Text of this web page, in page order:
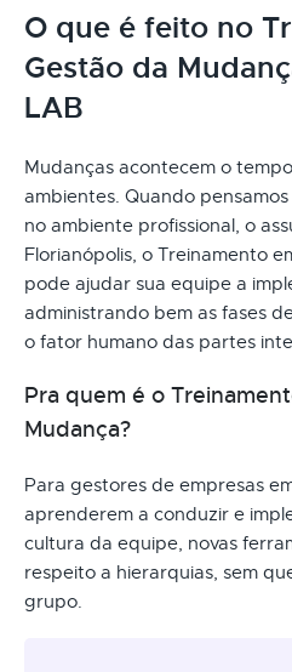
O que é feito no
Gestão da
LAB
Mudanças acontecem o
ambientes. Quando
no ambiente profissional, o
Florianópolis, o Treinamento
pode ajudar sua equipe a
administrando bem as fases
o fator humano das partes
Pra quem é o
Mudança?
Para gestores de empresas
aprenderem a conduzir e
cultura da equipe, novas
respeito a hierarquias, sem
grupo.